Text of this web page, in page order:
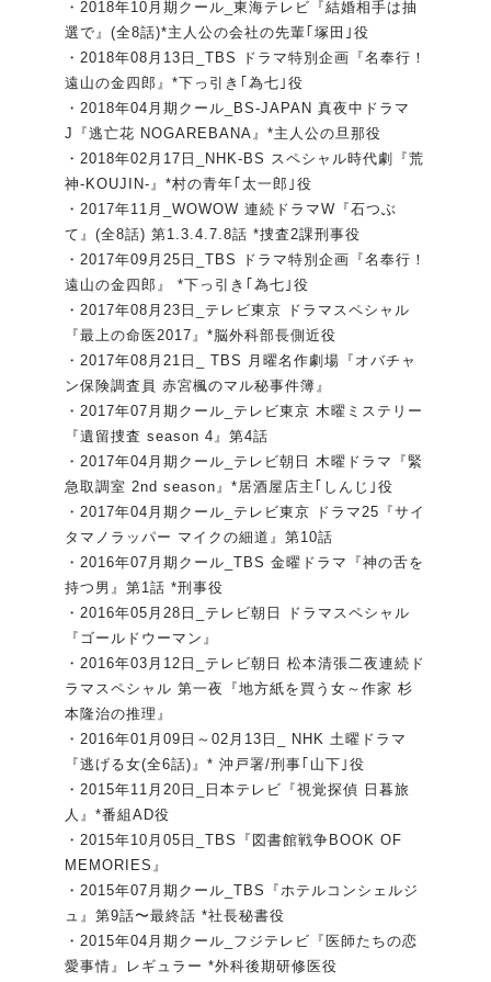
・2018年10月期クール_東海テレビ『結婚相手は抽
選で』(全8話)*主人公の会社の先輩｢塚田｣役
・2018年08月13日_TBS ドラマ特別企画『名奉行！
遠山の金四郎』*下っ引き｢為七｣役
・2018年04月期クール_BS-JAPAN 真夜中ドラマ
J『逃亡花 NOGAREBANA』*主人公の旦那役
・2018年02月17日_NHK-BS スペシャル時代劇『荒
神-KOUJIN-』*村の青年｢太一郎｣役
・2017年11月_WOWOW 連続ドラマW『石つぶ
て』(全8話) 第1.3.4.7.8話 *捜査2課刑事役
・2017年09月25日_TBS ドラマ特別企画『名奉行！
遠山の金四郎』 *下っ引き｢為七｣役
・2017年08月23日_テレビ東京 ドラマスペシャル
『最上の命医2017』*脳外科部長側近役
・2017年08月21日_ TBS 月曜名作劇場『オバチャ
ン保険調査員 赤宮楓のマル秘事件簿』
・2017年07月期クール_テレビ東京 木曜ミステリー
『遺留捜査 season 4』第4話
・2017年04月期クール_テレビ朝日 木曜ドラマ『緊
急取調室 2nd season』*居酒屋店主｢しんじ｣役
・2017年04月期クール_テレビ東京 ドラマ25『サイ
タマノラッパー マイクの細道』第10話
・2016年07月期クール_TBS 金曜ドラマ『神の舌を
持つ男』第1話 *刑事役
・2016年05月28日_テレビ朝日 ドラマスペシャル
『ゴールドウーマン』
・2016年03月12日_テレビ朝日 松本清張二夜連続ド
ラマスペシャル 第一夜『地方紙を買う女～作家 杉
本隆治の推理』
・2016年01月09日～02月13日_ NHK 土曜ドラマ
『逃げる女(全6話)』* 沖戸署/刑事｢山下｣役
・2015年11月20日_日本テレビ『視覚探偵 日暮旅
人』*番組AD役
・2015年10月05日_TBS『図書館戦争BOOK OF
MEMORIES』
・2015年07月期クール_TBS『ホテルコンシェルジ
ュ』第9話〜最終話 *社長秘書役
・2015年04月期クール_フジテレビ『医師たちの恋
愛事情』レギュラー *外科後期研修医役